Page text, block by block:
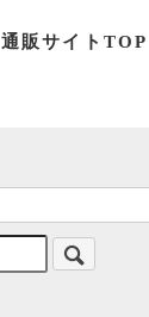
通販サイトTOP